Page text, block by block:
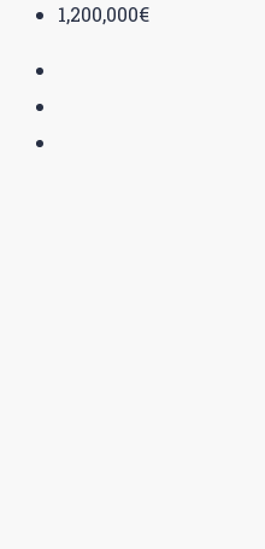
1,200,000€